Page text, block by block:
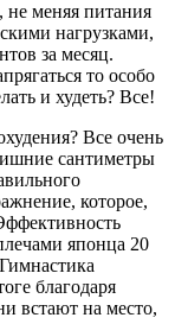
не меняя питания
нагрузками,
за месяц.
то особо
и худеть? Все!
Все очень
сантиметры
которое,
японца 20
благодаря
встают на место,